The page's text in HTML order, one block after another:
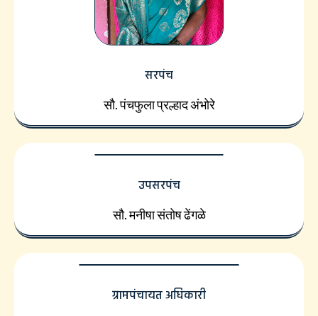
सरपंच
सौ. पंचफुला प्रल्हाद अंभोरे
उपसरपंच
सौ. मनीषा संतोष ढेंगळे
ग्रामपंचायत अधिकारी